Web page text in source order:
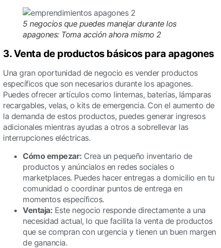
5 negocios que puedes manejar durante los
apagones: Toma acción ahora mismo 2
3. Venta de productos básicos para apagones
Una gran oportunidad de negocio es vender productos
específicos que son necesarios durante los apagones.
Puedes ofrecer artículos como linternas, baterías, lámparas
recargables, velas, o kits de emergencia. Con el aumento de
la demanda de estos productos, puedes generar ingresos
adicionales mientras ayudas a otros a sobrellevar las
interrupciones eléctricas.
Cómo empezar: Crea un pequeño inventario de
productos y anúncialos en redes sociales o
marketplaces. Puedes hacer entregas a domicilio en tu
comunidad o coordinar puntos de entrega en
momentos específicos.
Ventaja: Este negocio responde directamente a una
necesidad actual, lo que facilita la venta de productos
que se compran con urgencia y tienen un buen margen
de ganancia.